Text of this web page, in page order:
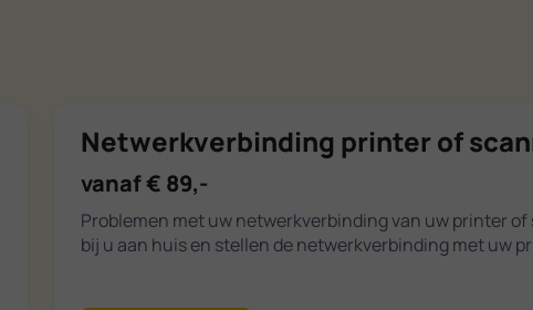
Netwerkverbinding printer of
vanaf € 89,-
Problemen met uw netwerkverbinding van uw printer of
bij u aan huis en stellen de netwerkverbinding met uw